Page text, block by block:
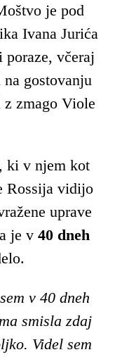
je pod
Ivana Jurića
včeraj
gostovanju
zmago Viole
ki v njem kot
Rossija vidijo
uprave
je v 40 dneh
v 40 dneh
smisla zdaj
Videl sem